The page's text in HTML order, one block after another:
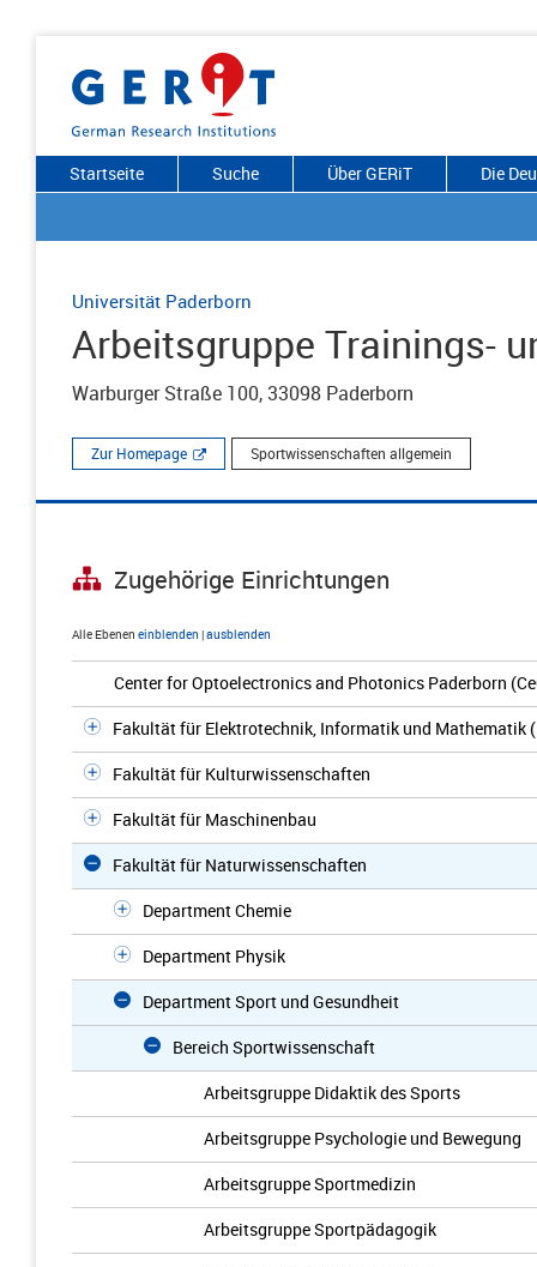
Startseite Suche Über GERiT Die
Universität Paderborn
Arbeitsgruppe Trainings-
Warburger Straße 100, 33098 Paderborn
Zur Homepage Sportwissenschaften allgemein
Zugehörige Einrichtungen
Alle Ebenen einblenden |ausblenden
Center for Optoelectronics and Photonics Paderborn
Fakultät für Elektrotechnik, Informatik und Mathematik
Fakultät für Kulturwissenschaften
Fakultät für Maschinenbau
Fakultät für Naturwissenschaften
Department Chemie
Department Physik
Department Sport und Gesundheit
Bereich Sportwissenschaft
Arbeitsgruppe Didaktik des Sports
Arbeitsgruppe Psychologie und Bewegung
Arbeitsgruppe Sportmedizin
Arbeitsgruppe Sportpädagogik